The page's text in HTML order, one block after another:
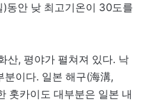
동안 낮 최고기온이 30도를
산, 평야가 펼쳐져 있다. 낙
분이다. 일본 해구(海溝,
홋카이도 대부분은 일본 내